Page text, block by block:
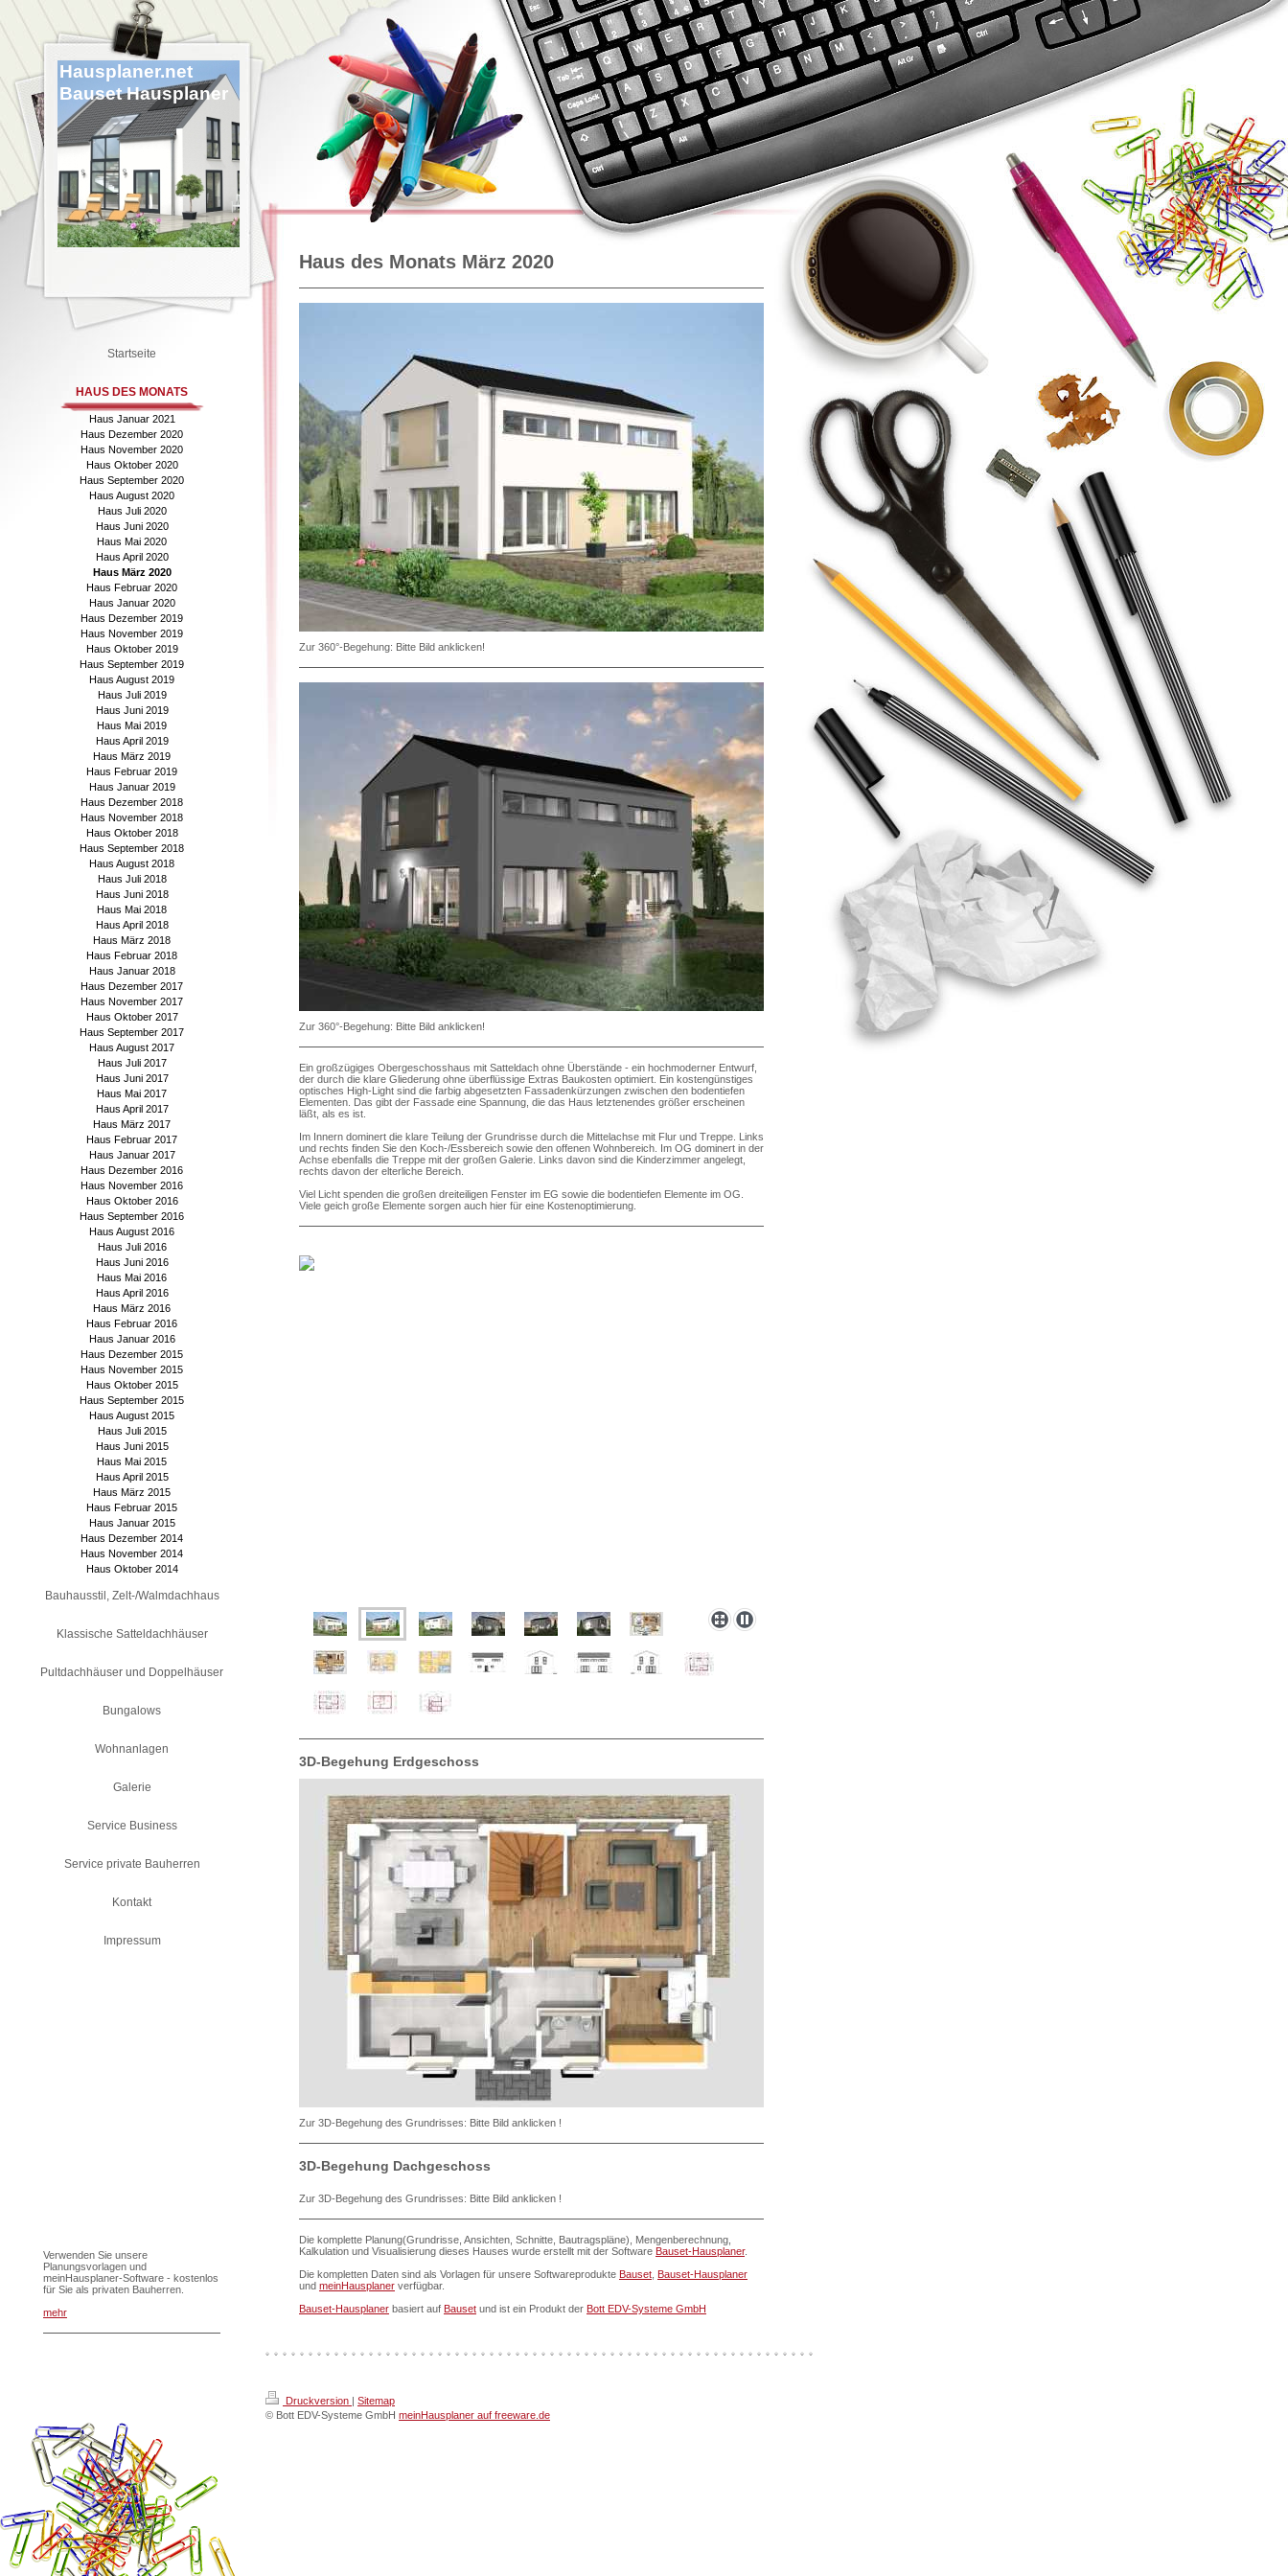
Hausplaner.net
Bauset Hausplaner
Haus des Monats März 2020
Zur 360°-Begehung: Bitte Bild anklicken!
Zur 360°-Begehung: Bitte Bild anklicken!
Ein großzügiges Obergeschosshaus mit Satteldach ohne Überstände - ein hochmoderner Entwurf,
der durch die klare Gliederung ohne überflüssige Extras Baukosten optimiert. Ein kostengünstiges
optisches High-Light sind die farbig abgesetzten Fassadenkürzungen zwischen den bodentiefen
Elementen. Das gibt der Fassade eine Spannung, die das Haus letztenendes größer erscheinen
läßt, als es ist.
Im Innern dominert die klare Teilung der Grundrisse durch die Mittelachse mit Flur und Treppe. Links
und rechts finden Sie den Koch-/Essbereich sowie den offenen Wohnbereich. Im OG dominert in der
Achse ebenfalls die Treppe mit der großen Galerie. Links davon sind die Kinderzimmer angelegt,
rechts davon der elterliche Bereich.
Viel Licht spenden die großen dreiteiligen Fenster im EG sowie die bodentiefen Elemente im OG.
Viele geich große Elemente sorgen auch hier für eine Kostenoptimierung.
3D-Begehung Erdgeschoss
Zur 3D-Begehung des Grundrisses: Bitte Bild anklicken !
3D-Begehung Dachgeschoss
Zur 3D-Begehung des Grundrisses: Bitte Bild anklicken !
Die komplette Planung(Grundrisse, Ansichten, Schnitte, Bautragspläne), Mengenberechnung,
Kalkulation und Visualisierung dieses Hauses wurde erstellt mit der Software Bauset-Hausplaner.
Die kompletten Daten sind als Vorlagen für unsere Softwareprodukte Bauset Bauset-Hausplaner
und meinHausplaner verfügbar.
Bauset-Hausplaner basiert auf Bauset und ist ein Produkt der Bott EDV-Systeme GmbH
Druckversion | Sitemap
© Bott EDV-Systeme GmbH meinHausplaner auf freeware.de
Startseite
HAUS DES MONATS
Haus Januar 2021
Haus Dezember 2020
Haus November 2020
Haus Oktober 2020
Haus September 2020
Haus August 2020
Haus Juli 2020
Haus Juni 2020
Haus Mai 2020
Haus April 2020
Haus März 2020
Haus Februar 2020
Haus Januar 2020
Haus Dezember 2019
Haus November 2019
Haus Oktober 2019
Haus September 2019
Haus August 2019
Haus Juli 2019
Haus Juni 2019
Haus Mai 2019
Haus April 2019
Haus März 2019
Haus Februar 2019
Haus Januar 2019
Haus Dezember 2018
Haus November 2018
Haus Oktober 2018
Haus September 2018
Haus August 2018
Haus Juli 2018
Haus Juni 2018
Haus Mai 2018
Haus April 2018
Haus März 2018
Haus Februar 2018
Haus Januar 2018
Haus Dezember 2017
Haus November 2017
Haus Oktober 2017
Haus September 2017
Haus August 2017
Haus Juli 2017
Haus Juni 2017
Haus Mai 2017
Haus April 2017
Haus März 2017
Haus Februar 2017
Haus Januar 2017
Haus Dezember 2016
Haus November 2016
Haus Oktober 2016
Haus September 2016
Haus August 2016
Haus Juli 2016
Haus Juni 2016
Haus Mai 2016
Haus April 2016
Haus März 2016
Haus Februar 2016
Haus Januar 2016
Haus Dezember 2015
Haus November 2015
Haus Oktober 2015
Haus September 2015
Haus August 2015
Haus Juli 2015
Haus Juni 2015
Haus Mai 2015
Haus April 2015
Haus März 2015
Haus Februar 2015
Haus Januar 2015
Haus Dezember 2014
Haus November 2014
Haus Oktober 2014
Bauhausstil, Zelt-/Walmdachhaus
Klassische Satteldachhäuser
Pultdachhäuser und Doppelhäuser
Bungalows
Wohnanlagen
Galerie
Service Business
Service private Bauherren
Kontakt
Impressum
Verwenden Sie unsere
Planungsvorlagen und
meinHausplaner-Software - kostenlos
für Sie als privaten Bauherren.
mehr